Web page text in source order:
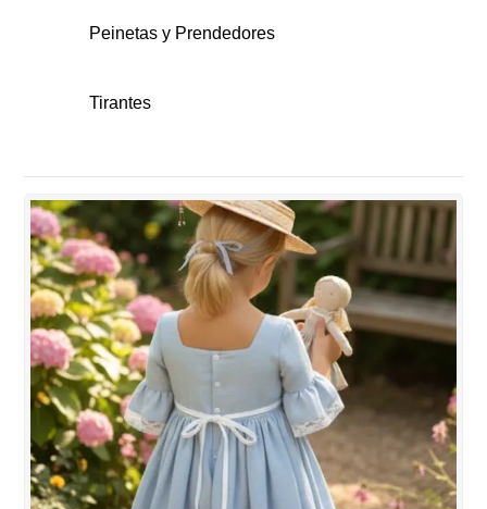
Pamelas y Canotiers
Peinetas
Tirantes
Tocados
Peinetas
Tirantes
Tocados
Peinetas y Prendedores
Tirantes